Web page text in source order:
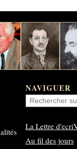
NAVIGUER
La Lettre
Au fil des jours